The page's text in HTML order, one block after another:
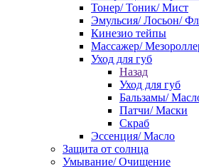
Тонер/ Тоник/ Мист
Эмульсия/ Лосьон/
Кинезио тейпы
Массажер/
Уход для губ
Назад
Уход для губ
Бальзамы/
Патчи/ Маски
Скраб
Эссенция/ Масло
Защита от солнца
Умывание/ Очищение